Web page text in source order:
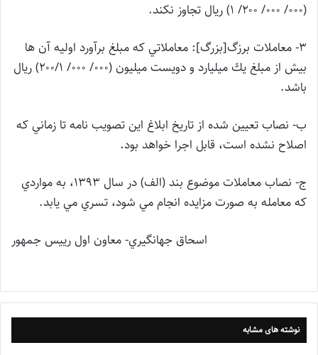
(۰۰۰/ ۰۰۰/ ۲۰۰/ ۱) ريال تجاوز نكند.
۳- معاملات برزگ[بزرگ]: معاملاتي كه مبلغ برآورد اوليه آن ها
بيش از مبلغ يك ميليارد و دويست ميليون (۰۰۰/ ۰۰۰/ ۲۰۰/۱) ريال
باشد.
ب- نصاب تعيين شده از تاريخ ابلاغ اين تصويب نامه تا زماني كه
اصلاح نشده است، قابل اجرا خواهد بود.
ج- نصاب معاملات موضوع بند (الف) در سال ۱۳۹۳، به مواردي
كه معامله به صورت مزايده انجام مي شود، تسري مي يابد.
اسحاق جهانگيري- معاون اول رييس جمهور
نوشته های مشابه